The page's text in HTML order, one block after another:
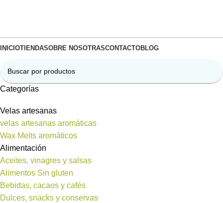
INICIOTIENDASOBRE NOSOTRASCONTACTOBLOG
Categorías
Velas artesanas
velas artesanas aromáticas
Wax Melts aromáticos
Alimentación
Aceites, vinagres y salsas
Alimentos Sin gluten
Bebidas, cacaos y cafés
Dulces, snacks y conservas